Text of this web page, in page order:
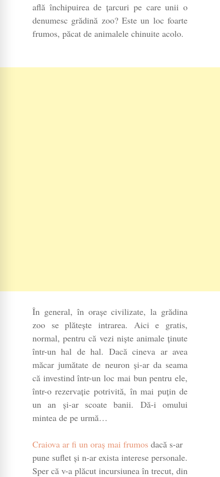
află închipuirea de țarcuri pe care unii o
denumesc grădină zoo? Este un loc foarte
frumos, păcat de animalele chinuite acolo.
În general, în orașe civilizate, la grădina
zoo se plătește intrarea. Aici e gratis,
normal, pentru că vezi niște animale ținute
într-un hal de hal. Dacă cineva ar avea
măcar jumătate de neuron și-ar da seama
că investind într-un loc mai bun pentru ele,
într-o rezervație potrivită, în mai puțin de
un an și-ar scoate banii. Dă-i omului
mintea de pe urmă…
Craiova ar fi un oraș mai frumos dacă s-ar
pune suflet și n-ar exista interese personale.
Sper că v-a plăcut incursiunea în trecut, din